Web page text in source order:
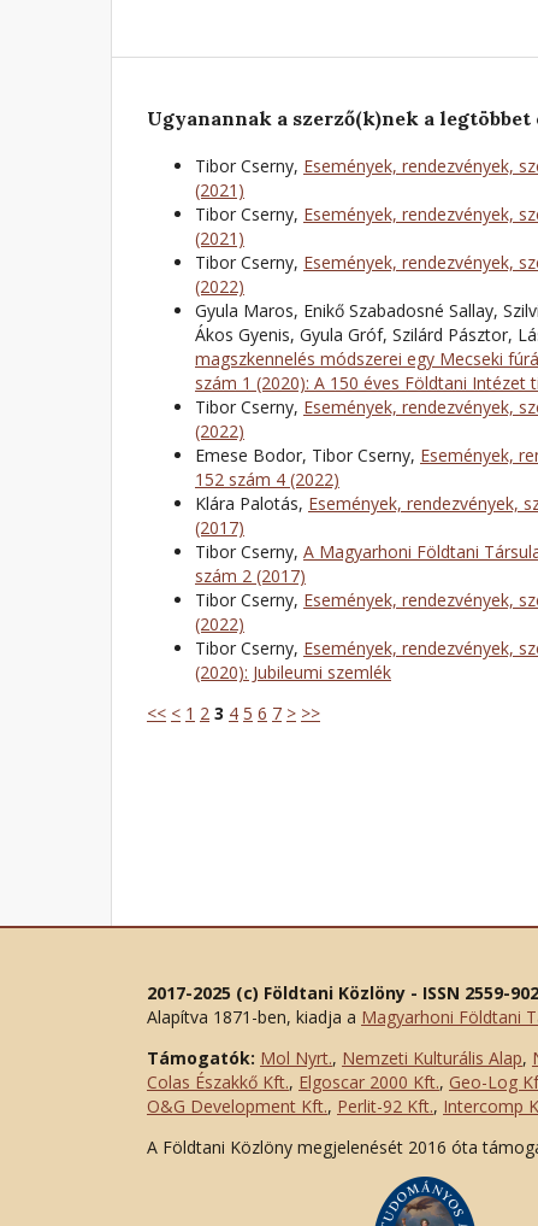
Ugyanannak a szerző(k)nek a
Tibor Cserny, Események, rendezvények,
(2021)
Tibor Cserny, Események, rendezvények,
(2021)
Tibor Cserny, Események, rendezvények,
(2022)
Gyula Maros, Enikő Szabadosné Sallay,
Ákos Gyenis, Gyula Gróf, Szilárd Pásztor,
magszkennelés módszerei egy Mecseki
szám 1 (2020): A 150 éves Földtani Intézet
Tibor Cserny, Események, rendezvények,
(2022)
Emese Bodor, Tibor Cserny, Események,
152 szám 4 (2022)
Klára Palotás, Események, rendezvények,
(2017)
Tibor Cserny, A Magyarhoni Földtani
szám 2 (2017)
Tibor Cserny, Események, rendezvények,
(2022)
Tibor Cserny, Események, rendezvények,
(2020): Jubileumi szemlék
<< < 1 2 3 4 5 6 7 > >>
2017-2025 (c) Földtani Közlöny - ISSN 2559-
Alapítva 1871-ben, kiadja a Magyarhoni Földtani
Támogatók: Mol Nyrt., Nemzeti Kulturális Alap,
Colas Északkő Kft., Elgoscar 2000 Kft., Geo-Log
O&G Development Kft., Perlit-92 Kft., Intercomp
A Földtani Közlöny megjelenését 2016 óta